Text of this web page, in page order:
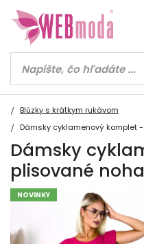
Blúzky s krátkym rukávom
Dámsky cyklamenový komplet
Dámsky
plisované
NOVINKY